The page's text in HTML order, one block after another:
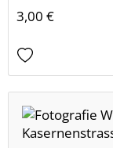
3,00 €